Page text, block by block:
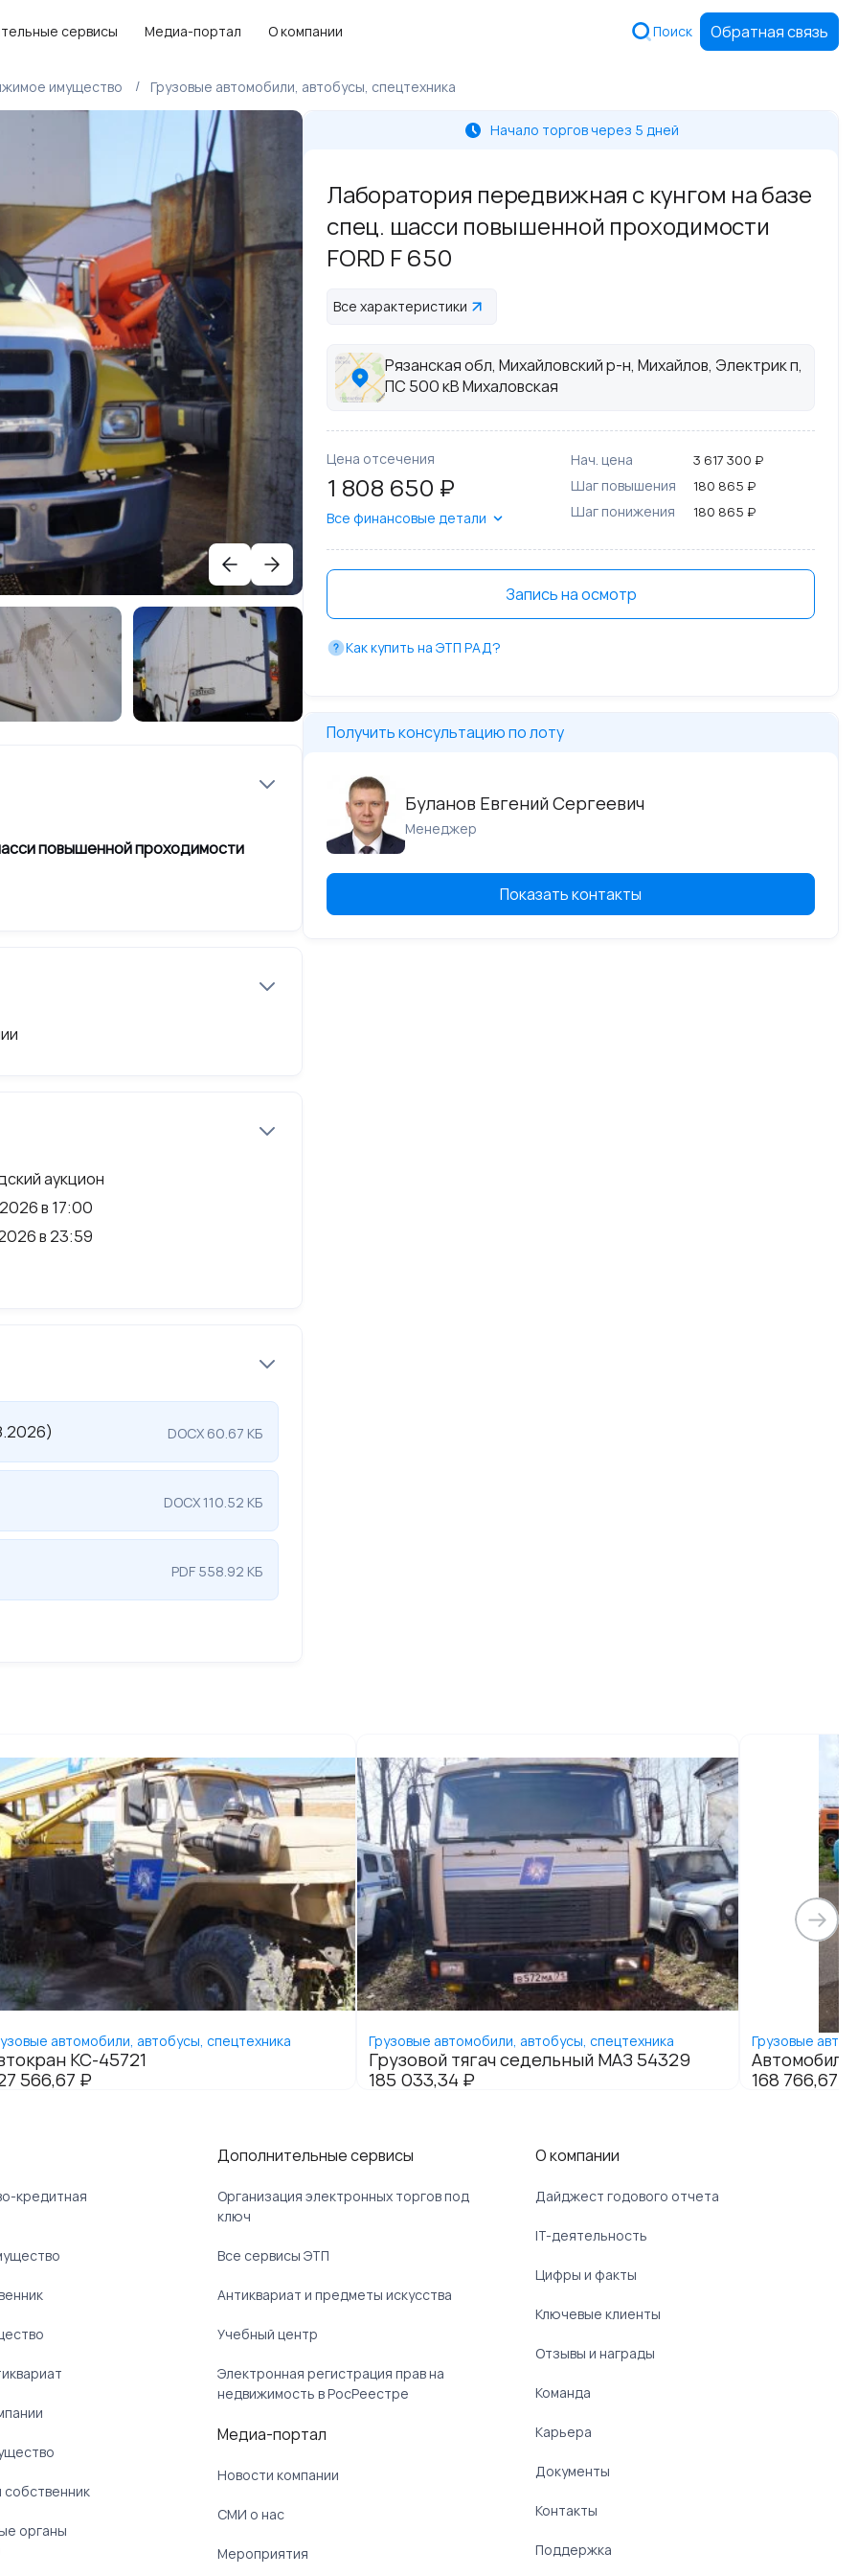
сервисы Медиа-портал О компании Поиск Обратная связь
имущество Грузовые автомобили, автобусы, спецтехника
осмотра транспортного
аукцион
в 17:00
в 23:59
DOCX 60.67 КБ
DOCX 110.52 КБ
PDF 558.92 КБ
Начало торгов через 5 дней
Лаборатория передвижная с кунгом на базе
спец. шасси повышенной проходимости
FORD F 650
Все характеристики
Рязанская обл, Михайловский р-н, Михайлов, Электрик п,
ПС 500 кВ Михаловская
Цена отсечения
1 808 650 ₽
Все финансовые детали
Нач. цена 3 617 300 ₽
Шаг повышения 180 865 ₽
Шаг понижения 180 865 ₽
Запись на осмотр
Как купить на ЭТП РАД?
Получить консультацию по лоту
Буланов Евгений Сергеевич
Менеджер
Показать контакты
кредитная
органы
Дополнительные сервисы
Организация электронных торгов под
ключ
Все сервисы ЭТП
Антиквариат и предметы искусства
Учебный центр
Электронная регистрация прав на
недвижимость в РосРеестре
Медиа-портал
Новости компании
СМИ о нас
Мероприятия
О компании
Дайджест годового отчета
IT-деятельность
Цифры и факты
Ключевые клиенты
Отзывы и награды
Команда
Карьера
Документы
Контакты
Поддержка